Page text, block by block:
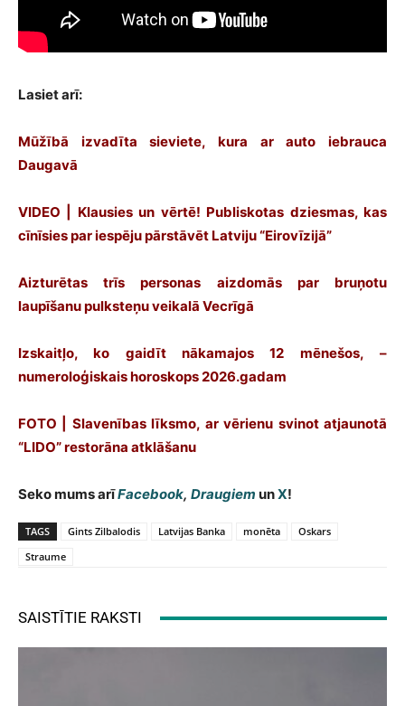
Lasiet arī:
Mūžībā izvadīta sieviete, kura ar auto iebrauca
Daugavā
VIDEO | Klausies un vērtē! Publiskotas dziesmas, kas
cīnīsies par iespēju pārstāvēt Latviju “Eirovīzijā”
Aizturētas trīs personas aizdomās par bruņotu
laupīšanu pulksteņu veikalā Vecrīgā
Izskaitļo, ko gaidīt nākamajos 12 mēnešos, –
numeroloģiskais horoskops 2026.gadam
FOTO | Slavenības līksmo, ar vērienu svinot atjaunotā
“LIDO” restorāna atklāšanu
Seko mums arīFacebook, Draugiem unX!
TAGS Gints Zilbalodis Latvijas Banka monēta
Oskars
Straume
SAISTĪTIE RAKSTI